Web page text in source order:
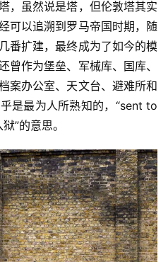
，虽然说是塔，但伦敦塔其实
可以追溯到罗马帝国时期，随
番扩建，最终成为了如今的模
曾作为堡垒、军械库、国库、
案办公室、天文台、避难所和
是最为人所熟知的，“sent to
”的意思。